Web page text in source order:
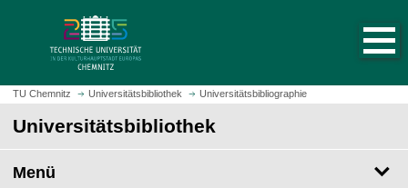
z
t
e
i
t
TU Chemnitz Universitätsbibliothek Universitätsbibliographie
Universitätsbibliothek
Menü